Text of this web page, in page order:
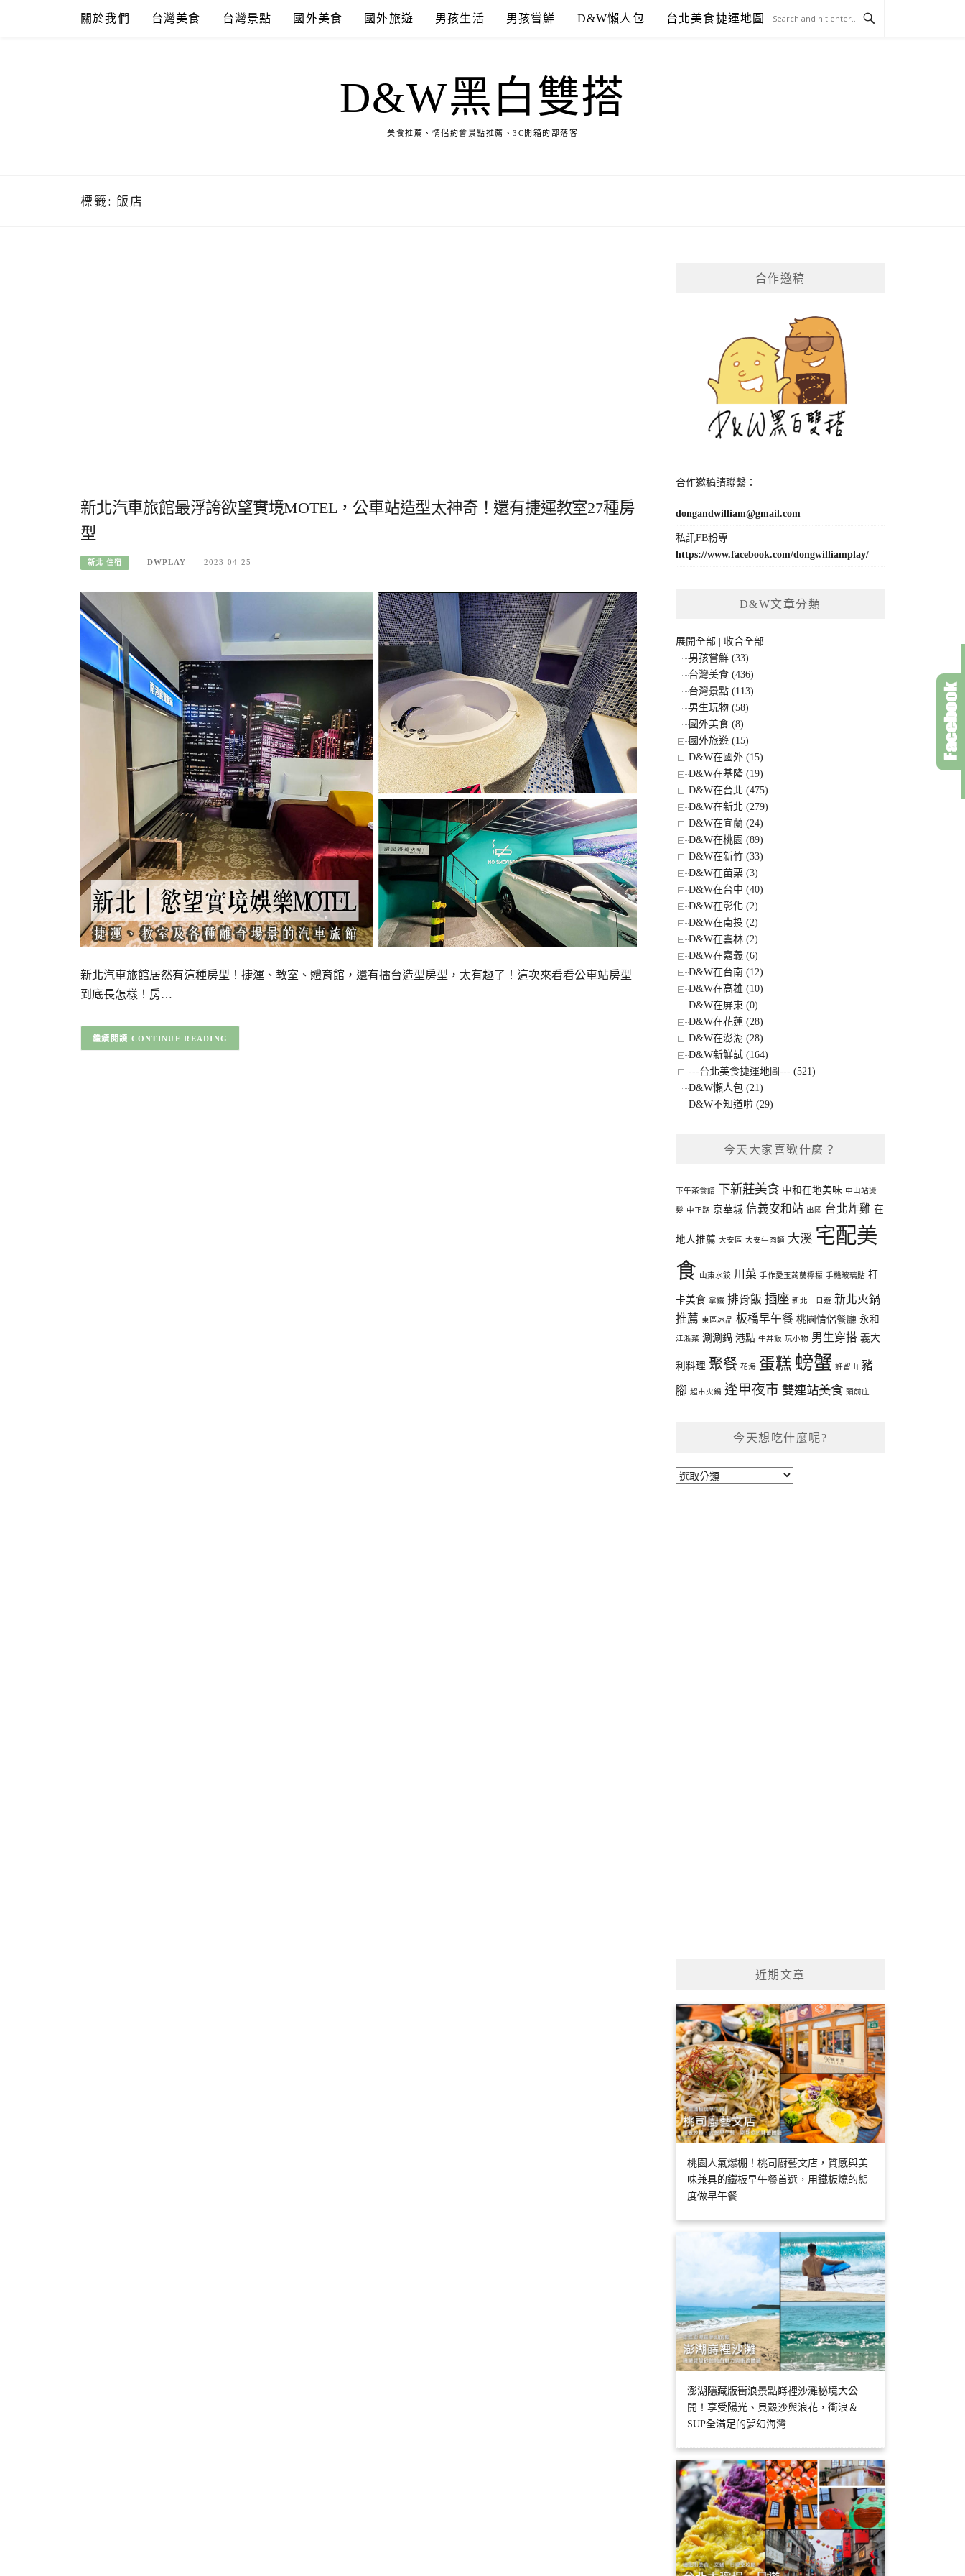
關於我們 台灣美食 台灣景點 國外美食 國外旅遊 男孩生活 男孩嘗鮮 D&W懶人包 台北美食捷運地圖
D&W黑白雙搭
美食推薦、情侶約會景點推薦、3C開箱的部落客
標籤: 飯店
新北汽車旅館最浮誇欲望實境MOTEL，公車站造型太神奇！還有捷運教室27種房
型
新北-住宿 DWPLAY 2023-04-25
新北汽車旅館居然有這種房型！捷運、教室、體育館，還有擂台造型房型，太有趣了！這次來看看公車站房型
到底長怎樣！房…
CONTINUE READING
合作邀稿
合作邀稿請聯繫：
dongandwilliam@gmail.com
私訊FB粉專
https://www.facebook.com/dongwilliamplay/
D&W文章分類
展開全部
收合全部
男孩嘗鮮 (33)
台灣美食 (436)
台灣景點 (113)
男生玩物 (58)
國外美食 (8)
國外旅遊 (15)
D&W在國外 (15)
D&W在基隆 (19)
D&W在台北 (475)
D&W在新北 (279)
D&W在宜蘭 (24)
D&W在桃園 (89)
D&W在新竹 (33)
D&W在苗栗 (3)
D&W在台中 (40)
D&W在彰化 (2)
D&W在南投 (2)
D&W在雲林 (2)
D&W在嘉義 (6)
D&W在台南 (12)
D&W在高雄 (10)
D&W在屏東 (0)
D&W在花蓮 (28)
D&W在澎湖 (28)
D&W新鮮試 (164)
---台北美食捷運地圖--- (521)
D&W懶人包 (21)
D&W不知道啦 (29)
今天大家喜歡什麼？
下午茶食譜 下新莊美食 中和在地美味 中山站燙
髮 中正路 京華城 信義安和站 出國 台北炸雞 在
地人推薦 大安區 大安牛肉麵 大溪 宅配美
食 山東水餃 川菜 手作愛玉蒟蒻檸檬 手機玻璃貼 打
卡美食 拿鐵 排骨飯 插座 新北一日遊 新北火鍋
推薦 東區冰品 板橋早午餐 桃園情侶餐廳 永和
江浙菜 涮涮鍋 港點 牛丼飯 玩小物 男生穿搭 義大
利料理 聚餐 花海 蛋糕 螃蟹 許留山 豬
腳 超市火鍋 逢甲夜市 雙連站美食 頭前庄
今天想吃什麼呢?
今
近期文章
桃園人氣爆棚！桃司廚藝文店，質感與美
味兼具的鐵板早午餐首選，用鐵板燒的態
度做早午餐
澎湖隱藏版衝浪景點嵵裡沙灘秘境大公
開！享受陽光、貝殼沙與浪花，衝浪＆
SUP全滿足的夢幻海灣